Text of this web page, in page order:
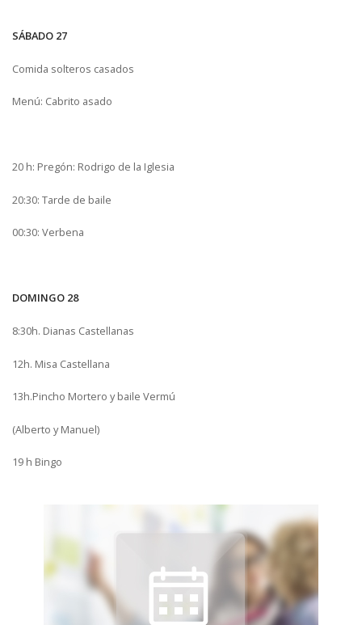
SÁBADO 27
Comida solteros casados
Menú: Cabrito asado
20 h: Pregón: Rodrigo de la Iglesia
20:30: Tarde de baile
00:30: Verbena
DOMINGO 28
8:30h. Dianas Castellanas
12h. Misa Castellana
13h.Pincho Mortero y baile Vermú
(Alberto y Manuel)
19 h Bingo